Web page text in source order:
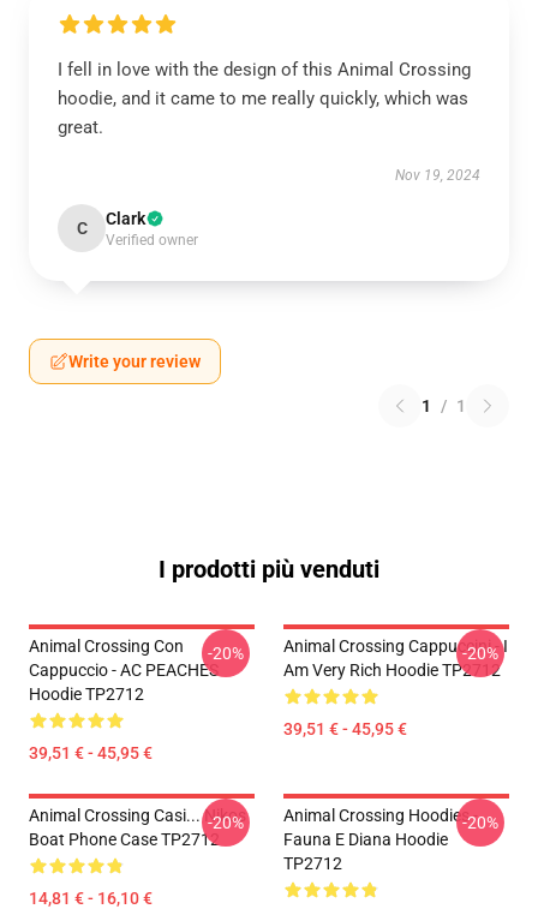
I fell in love with the design of this Animal Crossing
hoodie, and it came to me really quickly, which was
great.
Nov 19, 2024
C Clark
Verified owner
Write your review
1 / 1
I prodotti più venduti
Animal Crossing Con
Cappuccio - AC PEACHES
Hoodie TP2712
39,51 € - 45,95 €
-20%
Animal Crossing Cappuccini - I
Am Very Rich Hoodie TP2712
39,51 € - 45,95 €
-20%
Animal Crossing Casi... Nikos
Boat Phone Case TP2712
14,81 € - 16,10 €
-20%
Animal Crossing Hoodies -
Fauna E Diana Hoodie
TP2712
-20%